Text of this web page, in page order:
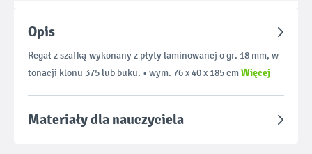
Opis
Regał z szafką wykonany z płyty laminowanej o gr. 18 mm, w
tonacji klonu 375 lub buku. • wym. 76 x 40 x 185 cmWięcej
Materiały dla nauczyciela